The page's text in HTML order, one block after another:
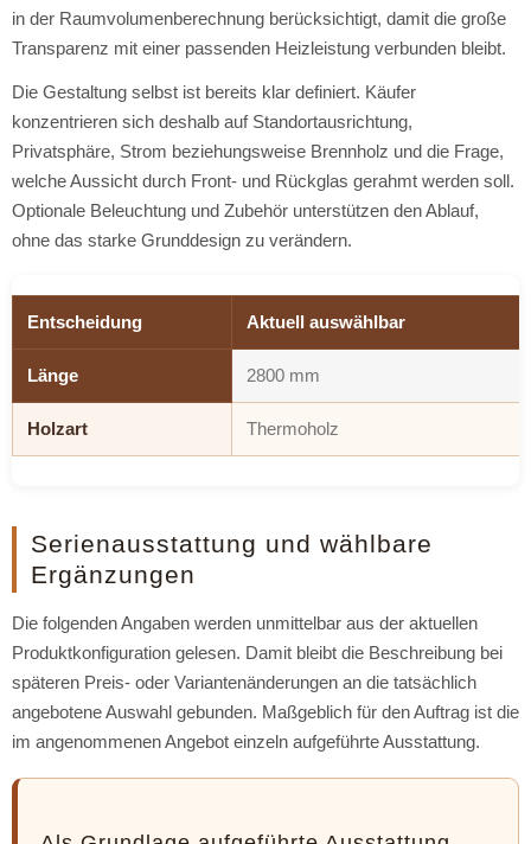
in der Raumvolumenberechnung berücksichtigt, damit die große
Transparenz mit einer passenden Heizleistung verbunden bleibt.
Die Gestaltung selbst ist bereits klar definiert. Käufer
konzentrieren sich deshalb auf Standortausrichtung,
Privatsphäre, Strom beziehungsweise Brennholz und die Frage,
welche Aussicht durch Front- und Rückglas gerahmt werden soll.
Optionale Beleuchtung und Zubehör unterstützen den Ablauf,
ohne das starke Grunddesign zu verändern.
Entscheidung Aktuell auswählbar
Länge 2800 mm
Holzart Thermoholz
Serienausstattung und wählbare
Ergänzungen
Die folgenden Angaben werden unmittelbar aus der aktuellen
Produktkonfiguration gelesen. Damit bleibt die Beschreibung bei
späteren Preis- oder Variantenänderungen an die tatsächlich
angebotene Auswahl gebunden. Maßgeblich für den Auftrag ist die
im angenommenen Angebot einzeln aufgeführte Ausstattung.